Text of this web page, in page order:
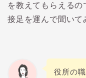
を教えてもらえる
接足を運んで聞いて
役所の